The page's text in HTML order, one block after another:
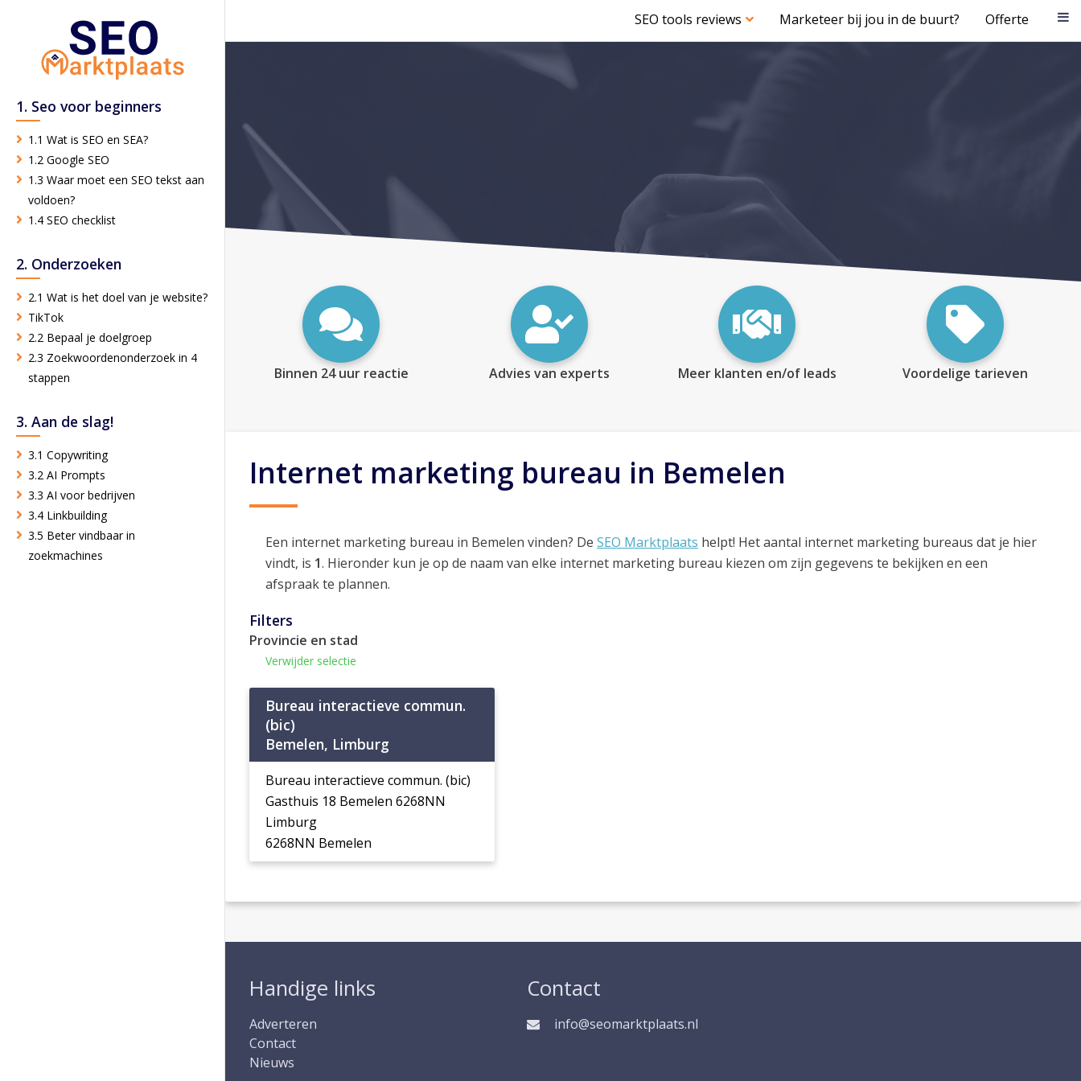
SEO tools reviews Marketeer bij jou in de buurt? Offerte
1. Seo voor beginners
1.1 Wat is SEO en SEA?
1.2 Google SEO
1.3 Waar moet een SEO tekst aan
voldoen?
1.4 SEO checklist
2. Onderzoeken
2.1 Wat is het doel van je website?
TikTok
2.2 Bepaal je doelgroep
2.3 Zoekwoordenonderzoek in 4
stappen
3. Aan de slag!
3.1 Copywriting
3.2 AI Prompts
3.3 AI voor bedrijven
3.4 Linkbuilding
3.5 Beter vindbaar in
zoekmachines
Binnen 24 uur reactie Advies van experts Meer klanten en/of leads Voordelige tarieven
Internet marketing bureau in Bemelen
Een internet marketing bureau in Bemelen vinden? De SEO Marktplaats helpt! Het aantal internet marketing bureaus dat je hier
vindt, is 1. Hieronder kun je op de naam van elke internet marketing bureau kiezen om zijn gegevens te bekijken en een
afspraak te plannen.
Filters
Provincie en stad
Verwijder selectie
Bureau interactieve commun.
(bic)
Bemelen, Limburg
Bureau interactieve commun. (bic)
Gasthuis 18 Bemelen 6268NN
Limburg
6268NN Bemelen
Handige links
Adverteren
Contact
Nieuws
Contact
info@seomarktplaats.nl